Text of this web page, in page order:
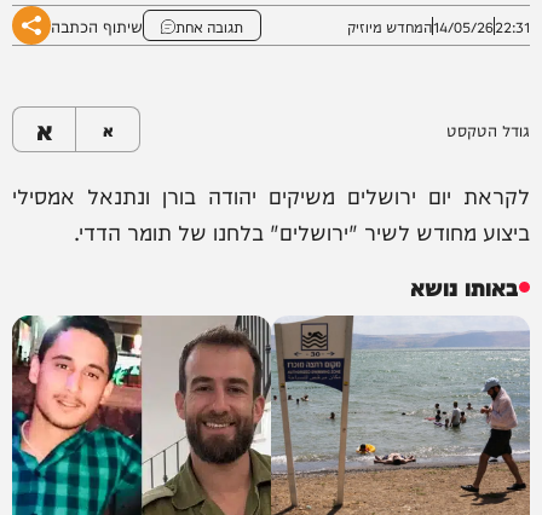
22:31
14/05/26המחדש מיוזיק תגובה אחת שיתוף הכתבה
גודל הטקסט א א
לקראת יום ירושלים משיקים יהודה בורן ונתנאל אמסילי
ביצוע מחודש לשיר "ירושלים" בלחנו של תומר הדדי.
באותו נושא